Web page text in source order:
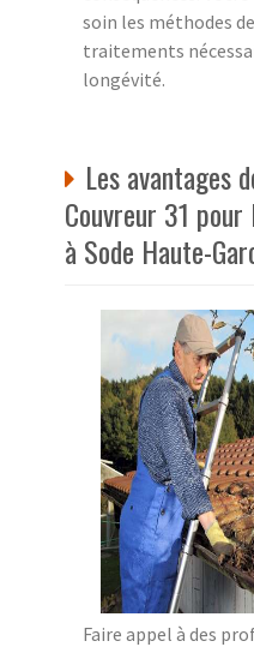
soin les méthodes
traitements
longévité.
Les avantages
Couvreur 31
à Sode Haute-
Faire appel à des